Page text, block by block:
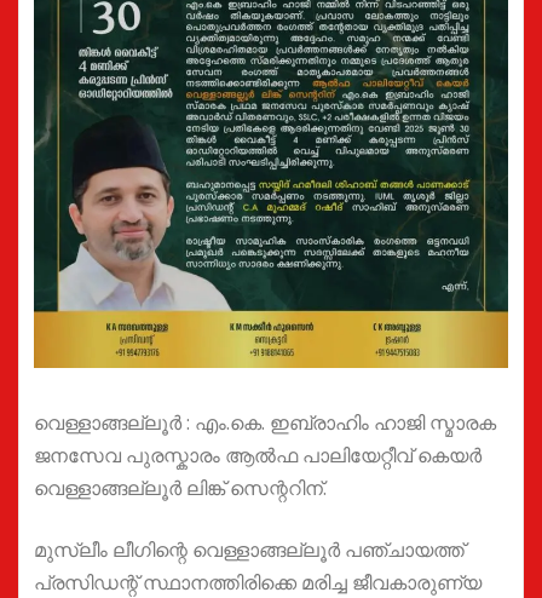
വെള്ളാങ്ങല്ലൂര്‍ : എം.കെ. ഇബ്രാഹിം ഹാജി സ്മാരക
ജനസേവ പുരസ്കാരം ആല്‍ഫ പാലിയേറ്റീവ് കെയര്‍
വെള്ളാങ്ങല്ലൂര്‍ ലിങ്ക് സെന്ററിന്.
മുസ്ലീം ലീഗിന്റെ വെള്ളാങ്ങല്ലൂര്‍ പഞ്ചായത്ത്
പ്രസിഡന്റ് സ്ഥാനത്തിരിക്കെ മരിച്ച ജീവകാരുണ്യ